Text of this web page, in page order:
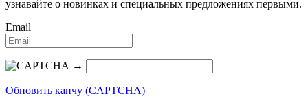
узнавайте о новинках и специальных предложениях первыми.
Email
→
Обновить капчу (CAPTCHA)